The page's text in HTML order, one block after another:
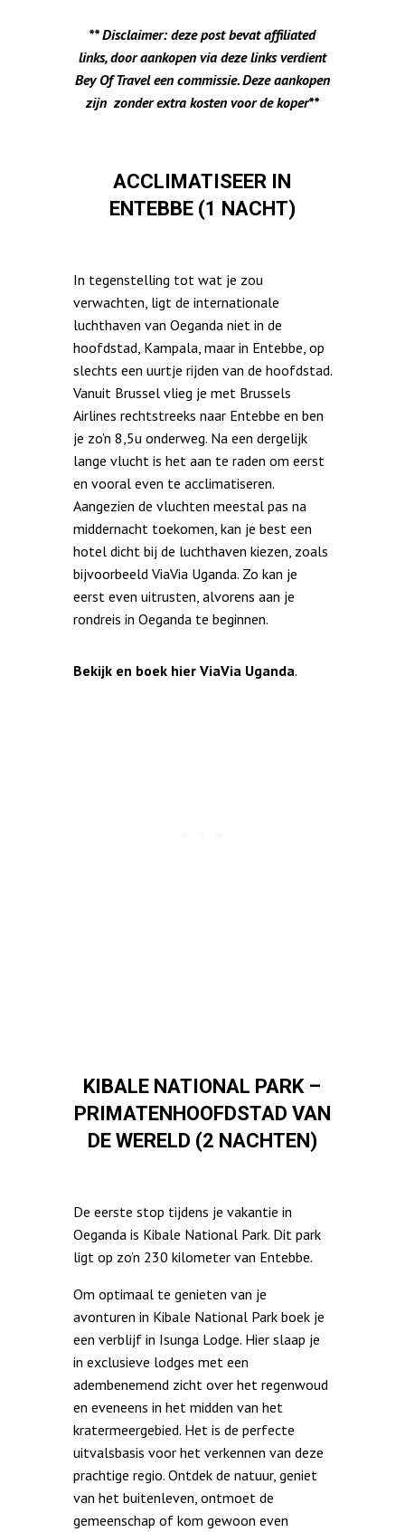
** Disclaimer: deze post bevat affiliated
links, door aankopen via deze links verdient
Bey Of Travel een commissie. Deze aankopen
zijn zonder extra kosten voor de koper**
ACCLIMATISEER IN
ENTEBBE (1 NACHT)
In tegenstelling tot wat je zou
verwachten, ligt de internationale
luchthaven van Oeganda niet in de
hoofdstad, Kampala, maar in Entebbe, op
slechts een uurtje rijden van de hoofdstad.
Vanuit Brussel vlieg je met Brussels
Airlines rechtstreeks naar Entebbe en ben
je zo’n 8,5u onderweg. Na een dergelijk
lange vlucht is het aan te raden om eerst
en vooral even te acclimatiseren.
Aangezien de vluchten meestal pas na
middernacht toekomen, kan je best een
hotel dicht bij de luchthaven kiezen, zoals
bijvoorbeeld ViaVia Uganda. Zo kan je
eerst even uitrusten, alvorens aan je
rondreis in Oeganda te beginnen.
Bekijk en boek hier ViaVia Uganda.
KIBALE NATIONAL PARK –
PRIMATENHOOFDSTAD VAN
DE WERELD (2 NACHTEN)
De eerste stop tijdens je vakantie in
Oeganda is Kibale National Park. Dit park
ligt op zo’n 230 kilometer van Entebbe.
Om optimaal te genieten van je
avonturen in Kibale National Park boek je
een verblijf in Isunga Lodge. Hier slaap je
in exclusieve lodges met een
adembenemend zicht over het regenwoud
en eveneens in het midden van het
kratermeergebied. Het is de perfecte
uitvalsbasis voor het verkennen van deze
prachtige regio. Ontdek de natuur, geniet
van het buitenleven, ontmoet de
gemeenschap of kom gewoon even